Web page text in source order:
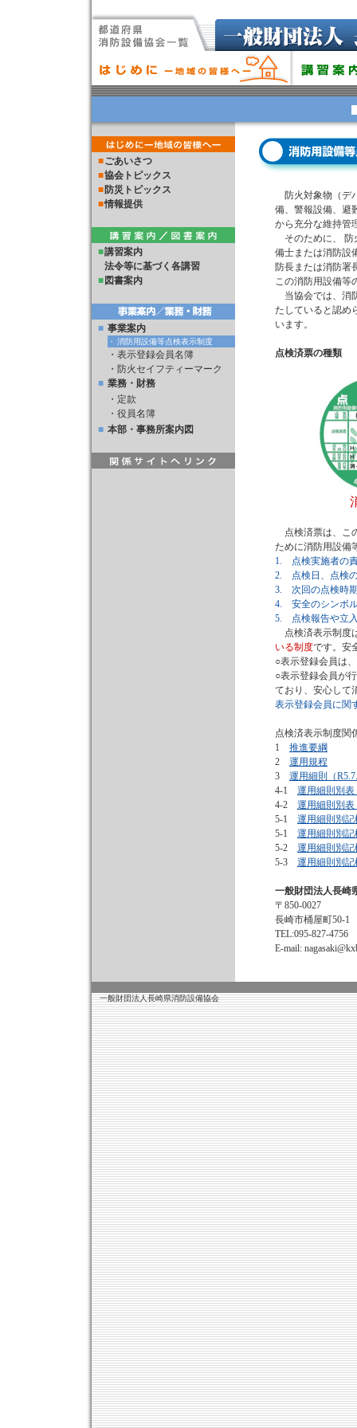
■ごあいさつ
■協会トピックス
■ 防災トピックス
■情報提供
■講習案内
法令等に基づく各講習
■ 図書案内
■ 事業案内
・ 消防用設備等点検表示制度
・ 表示登録会員名簿
・ 防火セイフティーマーク
■ 業務・財務
・ 定款
・ 役員名簿
■ 本部・事務所案内図
防火対象物（デ
備、警報設備、避
から充分な維持管
そのために、 防
備士または消防設
防長または消防署
この消防用設備等
当協会では、消
たしていると認め
います。
点検済票の種類
点検済票は、こ
ために消防用設備
1. 点検実施者の
2. 点検日、点検
3. 次回の点検時
4. 安全のシンボ
5. 点検報告や立
点検済表示制度
いる制度です。安
○表示登録会員は
○表示登録会員が
ており、安心して
表示登録会員に関
点検済表示制度関
1 推進要綱
2 運用規程
3 運用細則（
4-1 運用細則別表
4-2 運用細則別表
5-1 運用細則別記
5-1 運用細則別記
5-2 運用細則別記
5-3 運用細則別記
一般財団法人長崎
〒850-0027
長崎市桶屋町50-
TEL:095-827-4756
E-mail:
一般財団法人長崎県消防設備協会